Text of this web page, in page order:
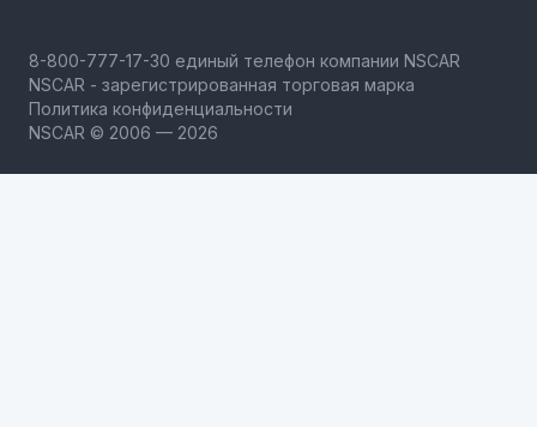
NSCAR - зарегистрированная торговая марка
Политика конфиденциальности
NSCAR © 2006 — 2026